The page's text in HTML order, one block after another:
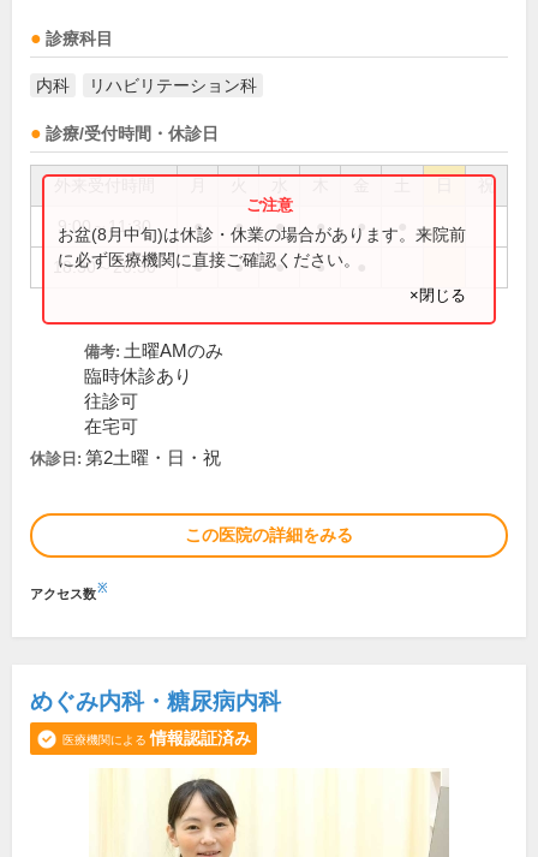
診療科目
内科 リハビリテーション科
診療/受付時間・休診日
祝
9:00～11:30 ● ● ● ● ●
18:30～20:30 ● ● ● ●
お盆(8月中旬)は休診・休業の場合があります。来院前
に必ず医療機関に直接ご確認ください。
×閉じる
備考: 土曜AMのみ
臨時休診あり
往診可
在宅可
休診日: 第2土曜・日・祝
この医院の詳細をみる
アクセス数※
めぐみ内科・糖尿病内科
医療機関による 情報認証済み